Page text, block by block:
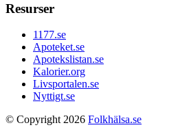
Resurser
1177.se
Apoteket.se
Apotekslistan.se
Kalorier.org
Livsportalen.se
Nyttigt.se
© Copyright 2026 Folkhälsa.se